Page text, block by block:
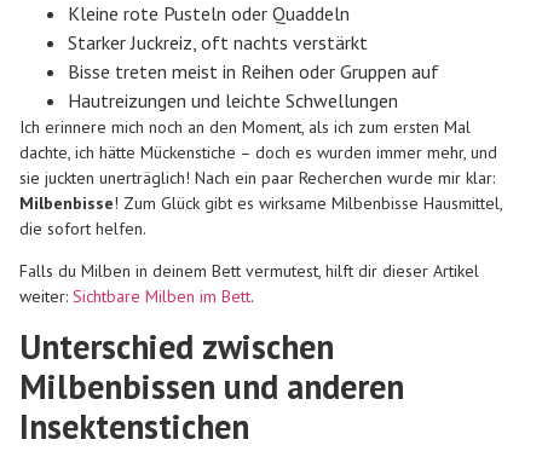
Kleine rote Pusteln oder Quaddeln
Starker Juckreiz, oft nachts verstärkt
Bisse treten meist in Reihen oder Gruppen auf
Hautreizungen und leichte Schwellungen
Ich erinnere mich noch an den Moment, als ich zum ersten Mal
dachte, ich hätte Mückenstiche – doch es wurden immer mehr, und
sie juckten unerträglich! Nach ein paar Recherchen wurde mir klar:
Milbenbisse! Zum Glück gibt es wirksame Milbenbisse Hausmittel
die sofort helfen.
Falls du Milben in deinem Bett vermutest, hilft dir dieser Artikel
weiter: Sichtbare Milben im Bett.
Unterschied zwischen
Milbenbissen und anderen
Insektenstichen